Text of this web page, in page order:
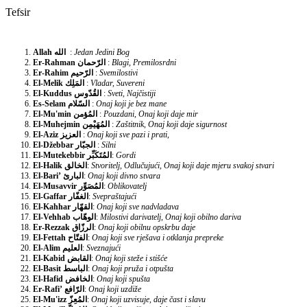
Tefsir
Allah الله : Jedan Jedini Bog
Er-Rahman الرّحمان : Blagi, Premilosrdni
Er-Rahim الرّحيم : Svemilostivi
El-Melik المَلِك : Vladar, Suvereni
El-Kuddus القُدّوس : Sveti, Najčistiji
Es-Selam السّلام : Onaj koji je bez mane
El-Mu'min المُؤمن : Pouzdani, Onaj koji daje mir
El-Muhejmin المُهَيْمِن : Zaštitnik, Onaj koji daje sigurnost
El-Aziz العزيز : Onaj koji sve pazi i prati,
El-Džebbar الجبّار : Silni
El-Mutekebbir المُتَكَبِّر: Gordi
El-Halik الخالق: Stvoritelj, Odlučujući, Onaj koji daje mjeru svakoj stvari
El-Bari’ البارئ: Onaj koji divno stvara
El-Musavvir المُصَوِّر: Oblikovatelj
El-Gaffar الغفّار: Svepraštajući
El-Kahhar القهّار: Onaj koji sve nadvladava
El-Vehhab الوهّاب: Milostivi darivatelj, Onaj koji obilno dariva
Er-Rezzak الرزّاق: Onaj koji obilnu opskrbu daje
El-Fettah الفتّاح: Onaj koji sve rješava i otklanja prepreke
El-Alim العليم: Sveznajući
El-Kabid القابض: Onaj koji steže i stišće
El-Basit الباسط: Onaj koji pruža i otpušta
El-Hafid الخافض: Onaj koji spušta
Er-Rafi’ الرّافع: Onaj koji uzdiže
El-Mu'izz المُعِزّ: Onaj koji uzvisuje, daje čast i slavu